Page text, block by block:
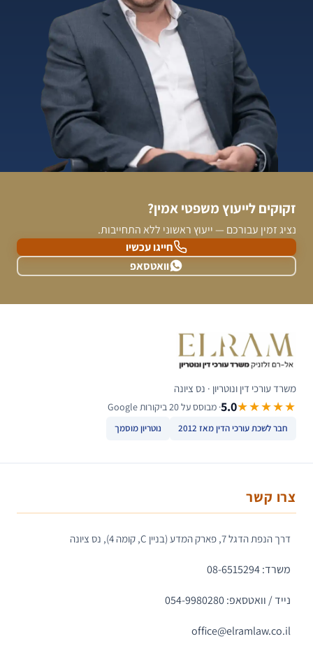
זקוקים לייעוץ משפטי אמין?
נציג זמין עבורכם — ייעוץ ראשוני ללא התחייבות.
חייגו עכשיו
וואטסאפ
משרד עורכי דין ונוטריון · נס ציונה
★★★★★
5.0· מבוסס על 20 ביקורות Google
חבר לשכת עורכי הדין מאז 2012 נוטריון מוסמך
צרו קשר
דרך הנפת הדגל 7, פארק המדע (בניין C, קומה 4), נס ציונה
משרד: 08-6515294
נייד / וואטסאפ: 054-9980280
office@elramlaw.co.il